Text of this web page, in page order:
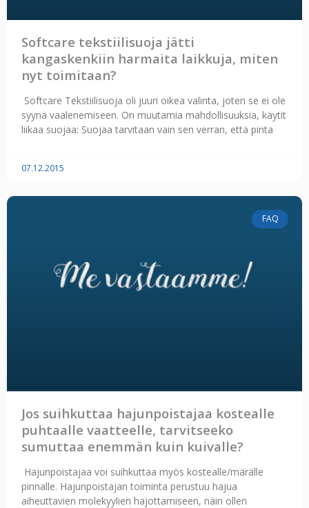
Softcare tekstiilisuoja jätti
kangaskenkiin harmaita laikkuja, miten
nyt toimitaan?
Softcare Tekstiilisuoja oli juuri oikea valinta, joten se ei ole
syynä vaalenemiseen. On muutamia mahdollisuuksia, käytit
liikaa suojaa: Suojaa tarvitaan vain sen verran, että pinta
07.12.2015
FAQ
Jos suihkuttaa hajunpoistajaa kostealle
puhtaalle vaatteelle, tarvitseeko
sumuttaa enemmän kuin kuivalle?
Hajunpoistajaa voi suihkuttaa myös kostealle/märälle
pinnalle. Hajunpoistajan toiminta perustuu hajua
aiheuttavien molekyylien hajottamiseen, näin ollen